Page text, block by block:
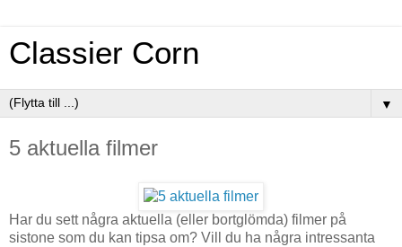
Classier Corn
▼
5 aktuella filmer
Har du sett några aktuella (eller bortglömda) filmer på
sistone som du kan tipsa om? Vill du ha några intressanta